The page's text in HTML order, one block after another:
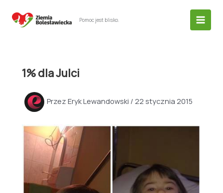
Pomoc jest blisko.
1% dla Julci
Przez Eryk Lewandowski / 22 stycznia 2015